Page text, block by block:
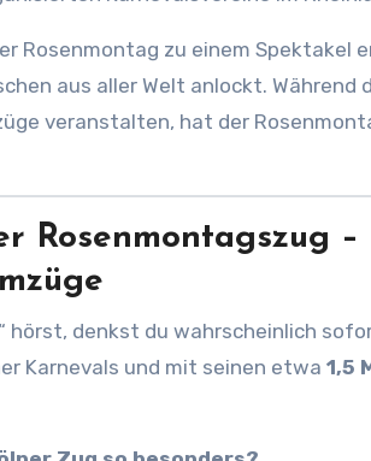
Rosenmontag zu einem Spektakel
aus aller Welt anlockt.
veranstalten, hat der
Rosenmontagszug
hörst, denkst du wahrscheinlich
Karnevals und mit seinen etwa 1,5